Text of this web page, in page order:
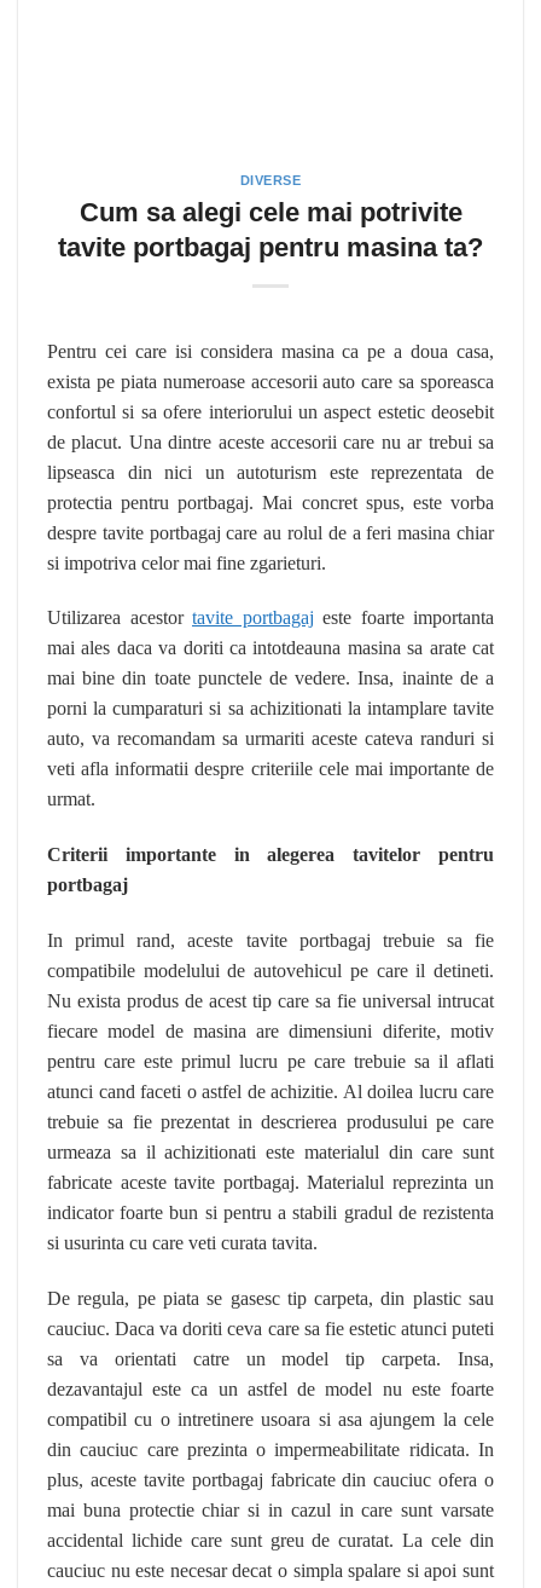
DIVERSE
Cum sa alegi cele mai potrivite
tavite portbagaj pentru masina ta?
Pentru cei care isi considera masina ca pe a doua casa,
exista pe piata numeroase accesorii auto care sa sporeasca
confortul si sa ofere interiorului un aspect estetic deosebit
de placut. Una dintre aceste accesorii care nu ar trebui sa
lipseasca din nici un autoturism este reprezentata de
protectia pentru portbagaj. Mai concret spus, este vorba
despre tavite portbagaj care au rolul de a feri masina chiar
si impotriva celor mai fine zgarieturi.
Utilizarea acestor tavite portbagaj este foarte importanta
mai ales daca va doriti ca intotdeauna masina sa arate cat
mai bine din toate punctele de vedere. Insa, inainte de a
porni la cumparaturi si sa achizitionati la intamplare tavite
auto, va recomandam sa urmariti aceste cateva randuri si
veti afla informatii despre criteriile cele mai importante de
urmat.
Criterii importante in alegerea tavitelor pentru
portbagaj
In primul rand, aceste tavite portbagaj trebuie sa fie
compatibile modelului de autovehicul pe care il detineti.
Nu exista produs de acest tip care sa fie universal intrucat
fiecare model de masina are dimensiuni diferite, motiv
pentru care este primul lucru pe care trebuie sa il aflati
atunci cand faceti o astfel de achizitie. Al doilea lucru care
trebuie sa fie prezentat in descrierea produsului pe care
urmeaza sa il achizitionati este materialul din care sunt
fabricate aceste tavite portbagaj. Materialul reprezinta un
indicator foarte bun si pentru a stabili gradul de rezistenta
si usurinta cu care veti curata tavita.
De regula, pe piata se gasesc tip carpeta, din plastic sau
cauciuc. Daca va doriti ceva care sa fie estetic atunci puteti
sa va orientati catre un model tip carpeta. Insa,
dezavantajul este ca un astfel de model nu este foarte
compatibil cu o intretinere usoara si asa ajungem la cele
din cauciuc care prezinta o impermeabilitate ridicata. In
plus, aceste tavite portbagaj fabricate din cauciuc ofera o
mai buna protectie chiar si in cazul in care sunt varsate
accidental lichide care sunt greu de curatat. La cele din
cauciuc nu este necesar decat o simpla spalare si apoi sunt